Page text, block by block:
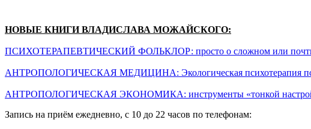
НОВЫЕ КНИГИ ВЛАДИСЛАВА МОЖАЙСКОГО:
ПСИХОТЕРАПЕВТИЧЕСКИЙ ФОЛЬКЛОР: просто о сложном или почти
АНТРОПОЛОГИЧЕСКАЯ МЕДИЦИНА: Экологическая психотерапия
АНТРОПОЛОГИЧЕСКАЯ ЭКОНОМИКА: инструменты «тонкой
Запись на приём ежедневно, с 10 до 22 часов по телефонам: